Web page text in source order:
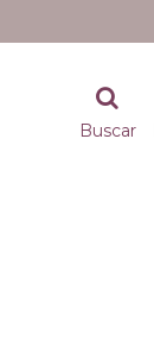
Buscar